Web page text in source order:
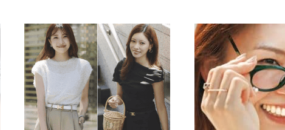
読者スナップ
る名品2選〈パック・ミスト〉
Beauty
40代の透明感を底上げ【毛穴ケ
ア】名品3選！石井美穂さん「60本
以上愛用中」のものも
Beauty
「夕方から目力が落ちる…」40代
へ！石井美穂さんが推薦【名品ア
「また買っ
Lifestyle
梅宮アンナ
相続で学ん
は”介護どう
です」父・
だこと
Lifestyle
【特別カッ
やわらかな